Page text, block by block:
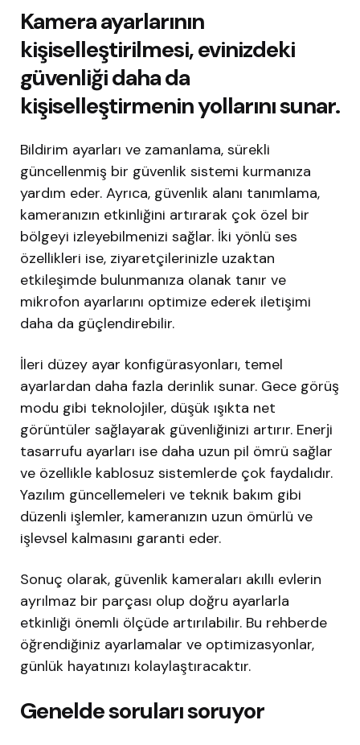
Kamera ayarlarının
kişiselleştirilmesi, evinizdeki
güvenliği daha da
kişiselleştirmenin yollarını sunar.
Bildirim ayarları ve zamanlama, sürekli
güncellenmiş bir güvenlik sistemi kurmanıza
yardım eder. Ayrıca, güvenlik alanı tanımlama,
kameranızın etkinliğini artırarak çok özel bir
bölgeyi izleyebilmenizi sağlar. İki yönlü ses
özellikleri ise, ziyaretçilerinizle uzaktan
etkileşimde bulunmanıza olanak tanır ve
mikrofon ayarlarını optimize ederek iletişimi
daha da güçlendirebilir.
İleri düzey ayar konfigürasyonları, temel
ayarlardan daha fazla derinlik sunar. Gece görüş
modu gibi teknolojiler, düşük ışıkta net
görüntüler sağlayarak güvenliğinizi artırır. Enerji
tasarrufu ayarları ise daha uzun pil ömrü sağlar
ve özellikle kablosuz sistemlerde çok faydalıdır.
Yazılım güncellemeleri ve teknik bakım gibi
düzenli işlemler, kameranızın uzun ömürlü ve
işlevsel kalmasını garanti eder.
Sonuç olarak, güvenlik kameraları akıllı evlerin
ayrılmaz bir parçası olup doğru ayarlarla
etkinliği önemli ölçüde artırılabilir. Bu rehberde
öğrendiğiniz ayarlamalar ve optimizasyonlar,
günlük hayatınızı kolaylaştıracaktır.
Genelde soruları soruyor